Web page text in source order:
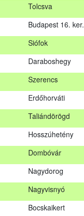
Tolcsva
Budapest 16. ker.
Siófok
Daraboshegy
Szerencs
Erdőhorváti
Taliándörögd
Hosszúhetény
Dombóvár
Nagydorog
Nagyvisnyó
Bocskaikert
Cigánd
Zomba
Győr
Tolcsva
Budapest 16. ker.
Daraboshegy
Szerencs
Erdőhorváti
Taliándörögd
Hosszúhetény
Dombóvár
Nagydorog